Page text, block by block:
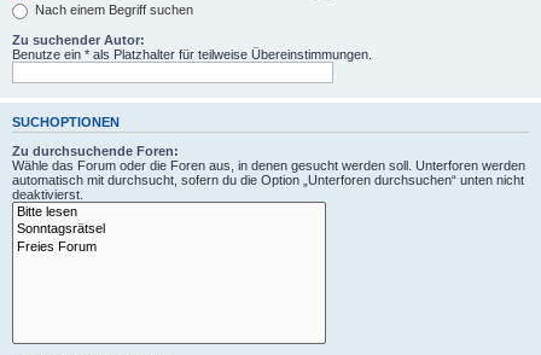
Nach einem Begriff suchen
Zu suchender Autor:
Benutze ein * als Platzhalter für teilweise Übereinstimmungen.
SUCHOPTIONEN
Zu durchsuchende Foren:
Wähle das Forum oder die Foren aus, in denen gesucht werden soll. Unterforen werden
automatisch mit durchsucht, sofern du die Option „Unterforen durchsuchen“ unten nicht
deaktivierst.